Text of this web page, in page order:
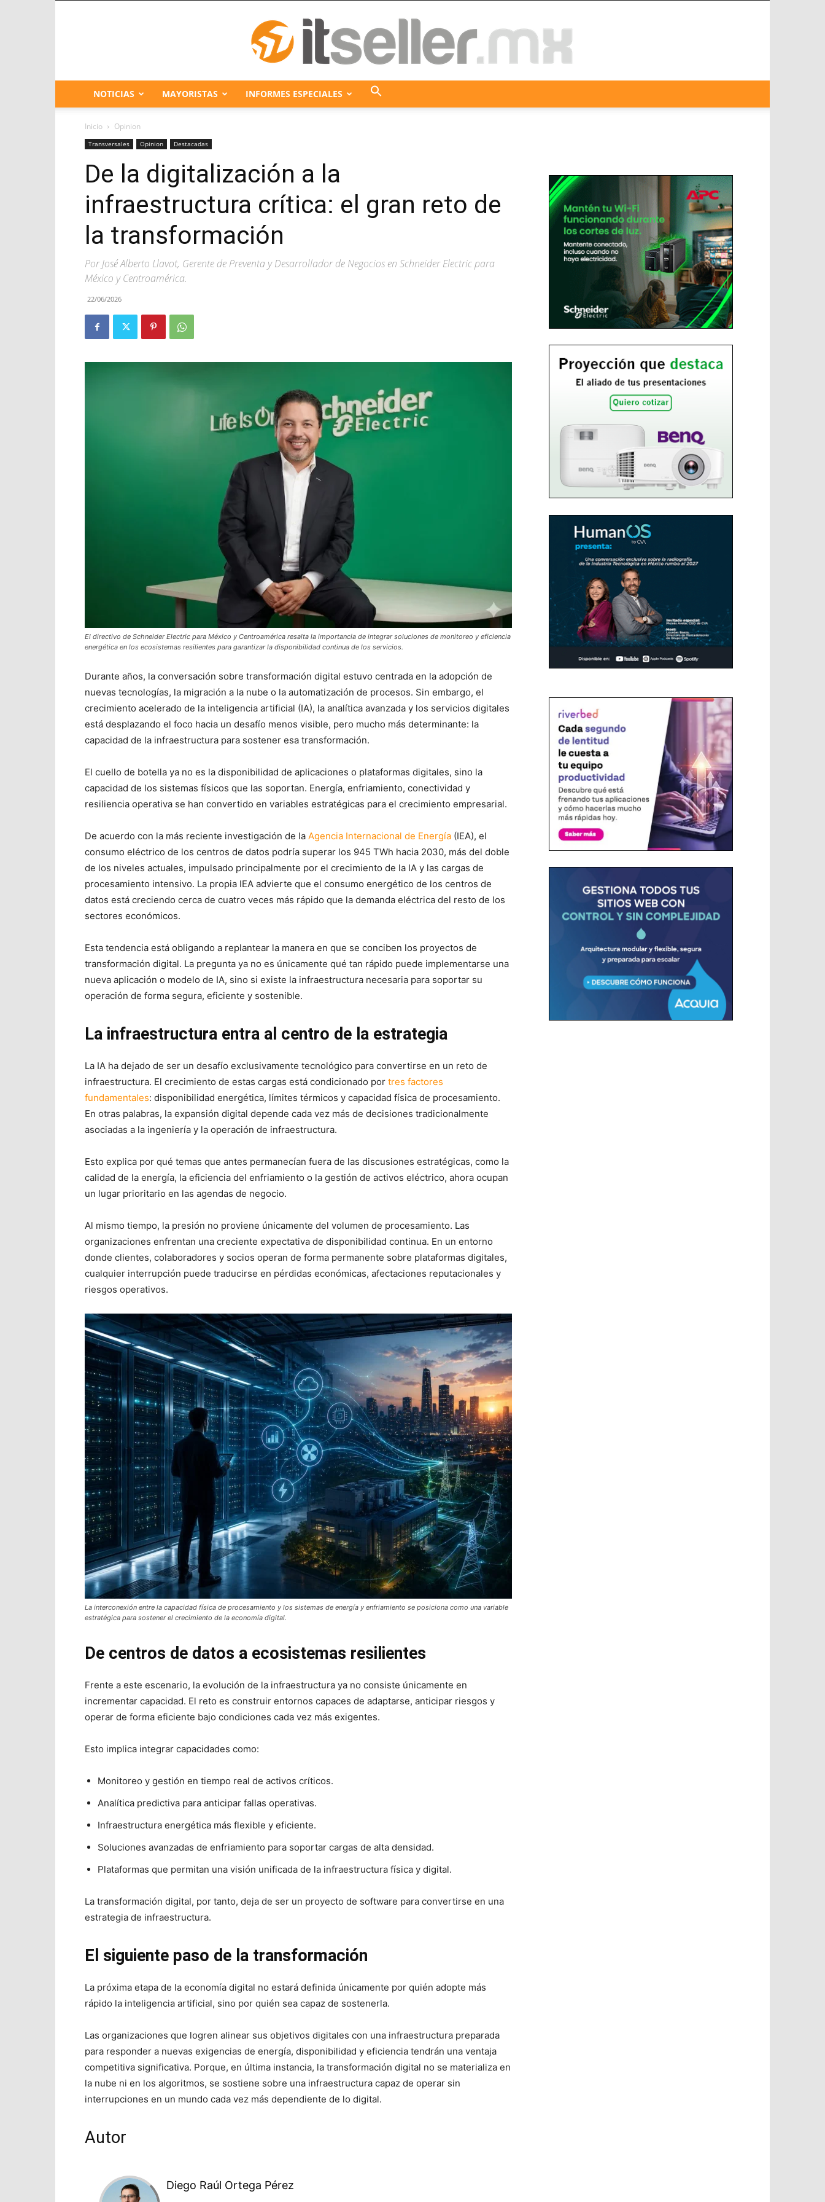
ITseller
NOTICIAS MAYORISTAS INFORMES ESPECIALES
Inicio Opinion
Transversales Opinion Destacadas
De la digitalización a la
infraestructura crítica: el gran reto de
la transformación
Por José Alberto Llavot, Gerente de Preventa y Desarrollador de Negocios en Schneider Electric para
México y Centroamérica.
22/06/2026
El directivo de Schneider Electric para México y Centroamérica resalta la importancia de integrar soluciones de monitoreo y eficiencia
energética en los ecosistemas resilientes para garantizar la disponibilidad continua de los servicios.
Durante años, la conversación sobre transformación digital estuvo centrada en la adopción de
nuevas tecnologías, la migración a la nube o la automatización de procesos. Sin embargo, el
crecimiento acelerado de la inteligencia artificial (IA), la analítica avanzada y los servicios digitales
está desplazando el foco hacia un desafío menos visible, pero mucho más determinante: la
capacidad de la infraestructura para sostener esa transformación.
El cuello de botella ya no es la disponibilidad de aplicaciones o plataformas digitales, sino la
capacidad de los sistemas físicos que las soportan. Energía, enfriamiento, conectividad y
resiliencia operativa se han convertido en variables estratégicas para el crecimiento empresarial.
De acuerdo con la más reciente investigación de la Agencia Internacional de Energía (IEA), el
consumo eléctrico de los centros de datos podría superar los 945 TWh hacia 2030, más del doble
de los niveles actuales, impulsado principalmente por el crecimiento de la IA y las cargas de
procesamiento intensivo. La propia IEA advierte que el consumo energético de los centros de
datos está creciendo cerca de cuatro veces más rápido que la demanda eléctrica del resto de los
sectores económicos.
Esta tendencia está obligando a replantear la manera en que se conciben los proyectos de
transformación digital. La pregunta ya no es únicamente qué tan rápido puede implementarse una
nueva aplicación o modelo de IA, sino si existe la infraestructura necesaria para soportar su
operación de forma segura, eficiente y sostenible.
La infraestructura entra al centro de la estrategia
La IA ha dejado de ser un desafío exclusivamente tecnológico para convertirse en un reto de
infraestructura. El crecimiento de estas cargas está condicionado por tres factores
fundamentales: disponibilidad energética, límites térmicos y capacidad física de procesamiento.
En otras palabras, la expansión digital depende cada vez más de decisiones tradicionalmente
asociadas a la ingeniería y la operación de infraestructura.
Esto explica por qué temas que antes permanecían fuera de las discusiones estratégicas, como la
calidad de la energía, la eficiencia del enfriamiento o la gestión de activos eléctrico, ahora ocupan
un lugar prioritario en las agendas de negocio.
Al mismo tiempo, la presión no proviene únicamente del volumen de procesamiento. Las
organizaciones enfrentan una creciente expectativa de disponibilidad continua. En un entorno
donde clientes, colaboradores y socios operan de forma permanente sobre plataformas digitales,
cualquier interrupción puede traducirse en pérdidas económicas, afectaciones reputacionales y
riesgos operativos.
La interconexión entre la capacidad física de procesamiento y los sistemas de energía y enfriamiento se posiciona como una variable
estratégica para sostener el crecimiento de la economía digital.
De centros de datos a ecosistemas resilientes
Frente a este escenario, la evolución de la infraestructura ya no consiste únicamente en
incrementar capacidad. El reto es construir entornos capaces de adaptarse, anticipar riesgos y
operar de forma eficiente bajo condiciones cada vez más exigentes.
Esto implica integrar capacidades como:
Monitoreo y gestión en tiempo real de activos críticos.
Analítica predictiva para anticipar fallas operativas.
Infraestructura energética más flexible y eficiente.
Soluciones avanzadas de enfriamiento para soportar cargas de alta densidad.
Plataformas que permitan una visión unificada de la infraestructura física y digital.
La transformación digital, por tanto, deja de ser un proyecto de software para convertirse en una
estrategia de infraestructura.
El siguiente paso de la transformación
La próxima etapa de la economía digital no estará definida únicamente por quién adopte más
rápido la inteligencia artificial, sino por quién sea capaz de sostenerla.
Las organizaciones que logren alinear sus objetivos digitales con una infraestructura preparada
para responder a nuevas exigencias de energía, disponibilidad y eficiencia tendrán una ventaja
competitiva significativa. Porque, en última instancia, la transformación digital no se materializa en
la nube ni en los algoritmos, se sostiene sobre una infraestructura capaz de operar sin
interrupciones en un mundo cada vez más dependiente de lo digital.
Autor
Diego Raúl Ortega Pérez